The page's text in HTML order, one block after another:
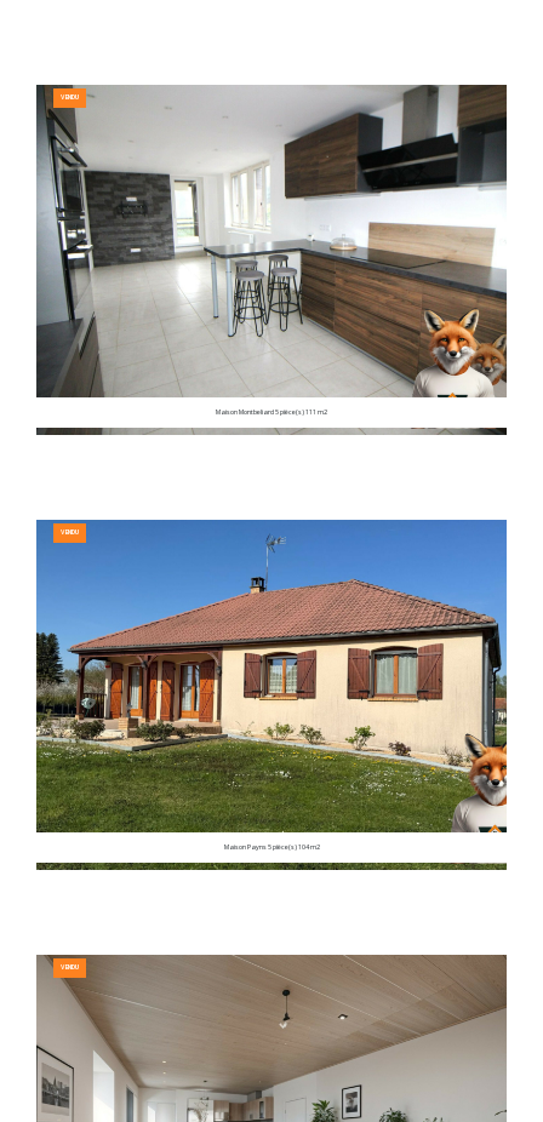
VENDU
Maison Montbeliard 5 pièce(s) 111 m2
VENDU
Maison Payns 5 pièce(s) 104 m2
VENDU